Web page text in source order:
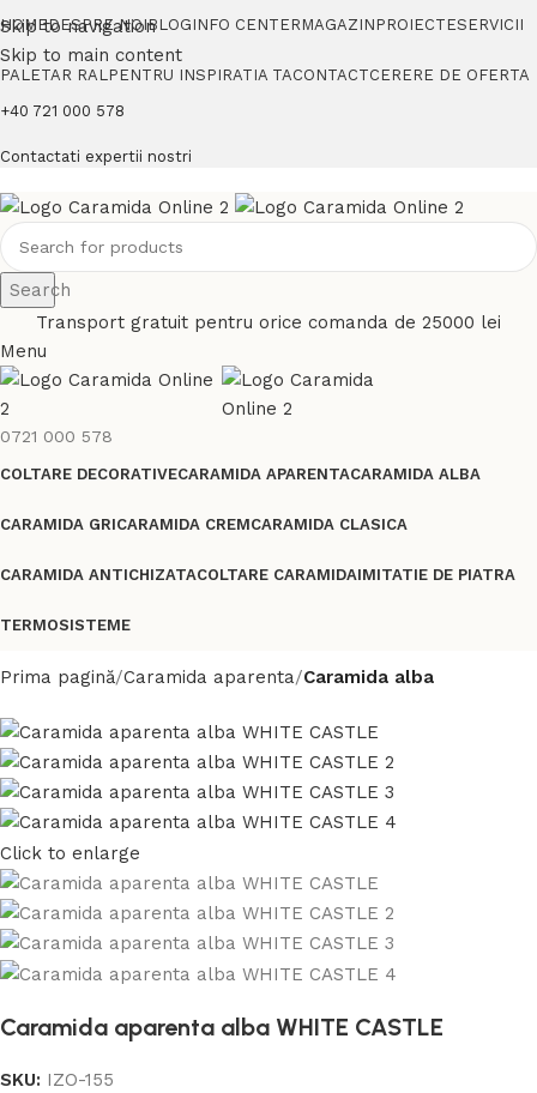
Skip to navigation
Skip to main content
HOMEDESPRE NOIBLOG INFO CENTERMAGAZIN PROIECTESERVICII
PALETAR RALPENTRU INSPIRATIA TACONTACTCERERE DE OFERTA
+40 721 000 578
Contactati expertii nostri
Search
Transport gratuit pentru orice comanda de 25000 lei
Menu
0721 000 578
COLTARE DECORATIVECARAMIDA APARENTACARAMIDA ALBA
CARAMIDA GRICARAMIDA CREMCARAMIDA CLASICA
CARAMIDA ANTICHIZATACOLTARE CARAMIDAIMITATIE DE PIATRA
TERMOSISTEME
Prima pagină Caramida aparenta Caramida alba
Click to enlarge
Caramida aparenta alba WHITE CASTLE
SKU: IZO-155